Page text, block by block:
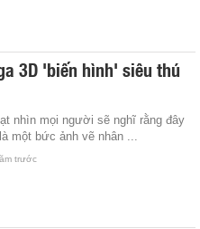
3D 'biến hình' siêu thú
nhìn mọi người sẽ nghĩ rằng đây
một bức ảnh vẽ nhân ...
trước